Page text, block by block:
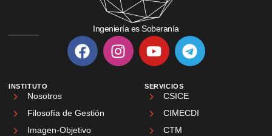
Ingeniería es Soberanía
INSTITUTO
Nosotros
Filosofía de Gestión
Imagen-Objetivo
SERVICIOS
CSICE
CIMECDI
CTM